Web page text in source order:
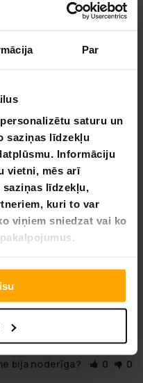
Par
saturu un
saziņas līdzekļu
Informāciju
vietni, mēs arī
saziņas līdzekļu,
kuri to var
viņiem sniedzat vai ko
07.07.2023
piekabe atbilst visām
kārtā ietilpst benzīna
aizņem maz vietas.
tas ir tā vērts!
bija noderīga? 0 0